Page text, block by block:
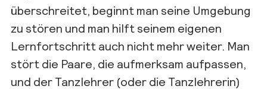
überschreitet, beginnt man seine Umgebung
zu stören und man hilft seinem eigenen
Lernfortschritt auch nicht mehr weiter. Man
stört die Paare, die aufmerksam aufpassen,
und der Tanzlehrer (oder die Tanzlehrerin)